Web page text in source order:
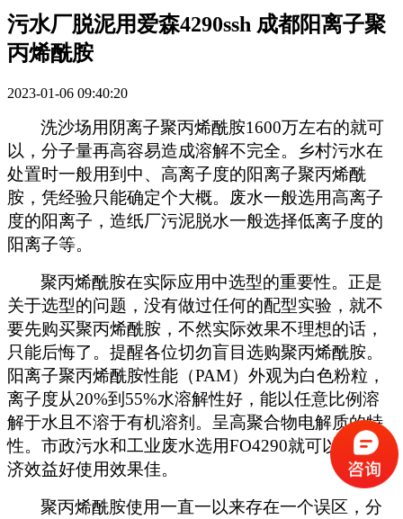
污水厂脱泥用爱森4290ssh 成都阳离子聚
丙烯酰胺
2023-01-06 09:40:20
洗沙场用阴离子聚丙烯酰胺1600万左右的就可
以，分子量再高容易造成溶解不完全。乡村污水在
处置时一般用到中、高离子度的阳离子聚丙烯酰
胺，凭经验只能确定个大概。废水一般选用高离子
度的阳离子，造纸厂污泥脱水一般选择低离子度的
阳离子等。
聚丙烯酰胺在实际应用中选型的重要性。正是
关于选型的问题，没有做过任何的配型实验，就不
要先购买聚丙烯酰胺，不然实际效果不理想的话，
只能后悔了。提醒各位切勿盲目选购聚丙烯酰胺。
阳离子聚丙烯酰胺性能（PAM）外观为白色粉粒，
离子度从20%到 55%水溶解性好，能以任意比例溶
解于水且不溶于有机溶剂。呈高聚合物电解质的特
性。市政污水和工业废水选用FO4290就可以了。经
济效益好使用效果佳。
聚丙烯酰胺使用一直一以来存在一个误区，分